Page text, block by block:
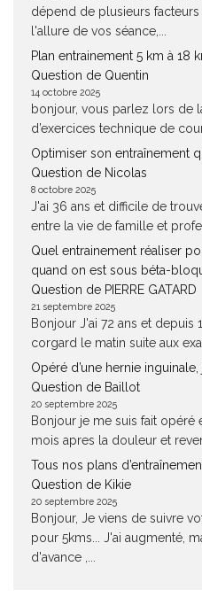
dépend de plusieurs
l'allure de vos séance,...
Plan entrainement 5 km à 18
Question de Quentin
14 octobre 2025
bonjour, vous parlez lors de
d’exercices technique de
Optimiser son entraînement
Question de Nicolas
8 octobre 2025
J'ai 36 ans et difficile de
entre la vie de famille et
Quel entrainement réaliser
quand on est sous béta-
Question de PIERRE GATARD
21 septembre 2025
Bonjour J'ai 72 ans et depuis
corgard le matin suite aux
Opéré d’une hernie inguinale,
Question de Baillot
20 septembre 2025
Bonjour je me suis fait opéré
mois apres la douleur et
Tous nos plans
Question de Kikie
20 septembre 2025
Bonjour, Je viens de suivre
pour 5kms... J'ai augmenté,
d'avance ,...